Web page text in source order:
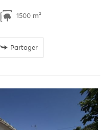
1500 m²
Partager